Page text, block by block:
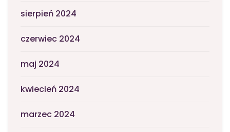
sierpień 2024
czerwiec 2024
maj 2024
kwiecień 2024
marzec 2024